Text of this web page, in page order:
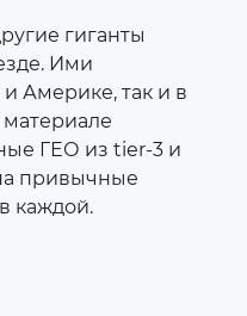
гиганты
Ими
Америке, так и в
материале
ГЕО из tier-3 и
привычные
каждой.